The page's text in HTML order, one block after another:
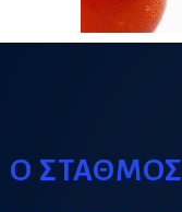
Ο ΣΤΑΘΜΟΣ